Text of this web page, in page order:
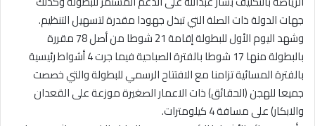
جهات الدولة ذات الصلة التي تبذل جهودا مقدرة لتسهيل التنظيم.
وشهد اليوم الأول للبطولة إقامة 21 شوطا من أصل 78 مقررة
بالبطولة منها 17 شوطا بالفترة الصباحية فيما جرت 4 أشواط رئيسية
بالفترة المسائية تزامنا مع الافتتاح الرسمي للبطولة والتي خصصت
جميعا للهجن (الحقائق) ذات الاعمار الصغيرة موزعة على القعدان
والابكار) على مسافة 4 كيلومترات.